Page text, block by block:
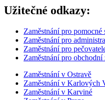
Užitečné odkazy:
Zaměstnání pro
Zaměstnání pro
Zaměstnání pro
Zaměstnání pro obchodní
Zaměstnání v Ostravě
Zaměstnání v Karlových
Zaměstnání v Karviné